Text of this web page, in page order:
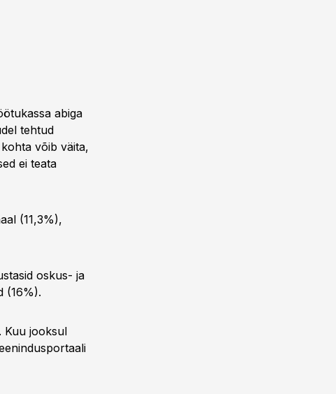
abiga
tehtud
võib väita,
ei teata
(11,3%),
oskus- ja
(16%).
Kuu jooksul